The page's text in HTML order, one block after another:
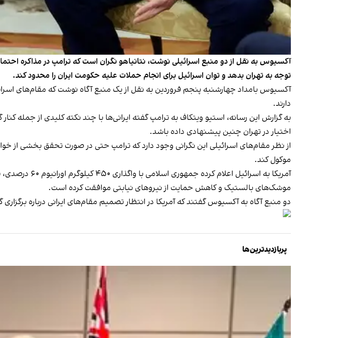
آکسیوس به نقل از دو منبع اسرائیلی نوشت، نتانیاهو نگران است که ترامپ در مذاکره
توجه به تهران بدهد و توان اسرائیل برای انجام حملات علیه حکومت ایران را محدود کند.
آکسیوس بامداد چهارشنبه پنجم فروردین به نقل از یک منبع آگاه نوشت که مقام‌های
دارند.
به گزارش این رسانه، استیو ویتکاف به ترامپ گفته ایرانی‌ها با چند نکته کلیدی از جمله
اختیار در تهران چنین پیشنهادی داده باشد.
از نظر مقام‌های اسرائیلی این نگرانی وجود دارد که ترامپ حتی در صورت تحقق بخشی از
موکول کند.
آمریکا به
موشک‌های بالستیک و کاهش حمایت از نیروهای نیابتی موافقت کرده است.
دو منبع آگاه به آکسیوس گفتند که آمریکا در انتظار تصمیم مقام‌های ایرانی درباره
پربازدیدترین‌ها